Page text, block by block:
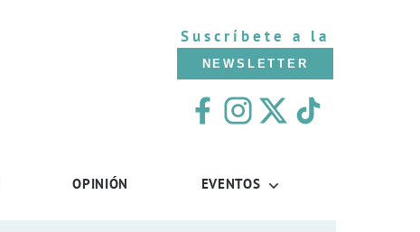
Suscríbete a la
NEWSLETTER
OPINIÓN EVENTOS